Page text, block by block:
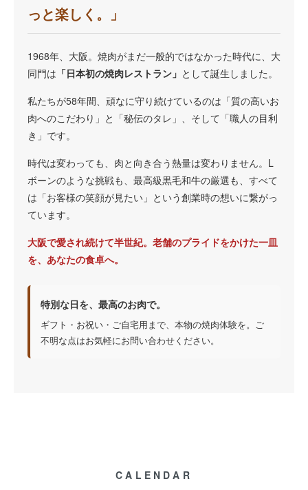
っと楽しく。」
1968年、大阪。焼肉がまだ一般的ではなかった時代に、大
同門は 「日本初の焼肉レストラン」 として誕生しました。
私たちが58年間、頑なに守り続けているのは「質の高いお
肉へのこだわり」と「秘伝のタレ」、そして「職人の目利
き」です。
時代は変わっても、肉と向き合う熱量は変わりません。L
ボーンのような挑戦も、最高級黒毛和牛の厳選も、すべて
は「お客様の笑顔が見たい」という創業時の想いに繋がっ
ています。
大阪で愛され続けて半世紀。老舗のプライドをかけた一皿
を、あなたの食卓へ。
特別な日を、最高のお肉で。
ギフト・お祝い・ご自宅用まで、本物の焼肉体験を。ご
不明な点はお気軽にお問い合わせください。
CALENDAR